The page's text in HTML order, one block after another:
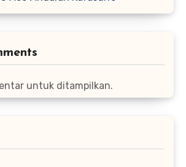
untuk ditampilkan.